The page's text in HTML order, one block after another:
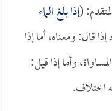
(إذا بلغ الماء
قال: ومعناه، أما إذا
وأما إذا قيل:
اختلاف.